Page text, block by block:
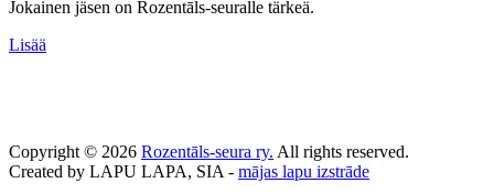
Jokainen jäsen on Rozentāls-seuralle tärkeä.
Lisää
Copyright © 2026 Rozentāls-seura ry. All rights reserved.
Created by LAPU LAPA, SIA - mājas lapu izstrāde